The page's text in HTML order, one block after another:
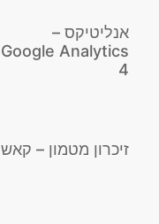
אנליטיקס –
Google Analytics
4
זיכרון מטמון – קאש